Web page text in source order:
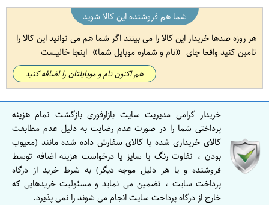
شما هم فروشنده این کالا شوید
هر روزه صدها خریدار این کالا را می بینند اگر شما هم می توانید این کالا را
تامین کنید واقعا جای
نام و شماره موبایل شما اینجا خالیست
هم اکنون نام و موبایلتان را اضافه کنید
خریدار گرامی مدیریت سایت بازارفوری بازگشت تمام هزینه
پرداختی شما را در صورت عدم رضایت به دلیل عدم مطابقت
کالای خریداری شده با کالای سفارش داده شده مانند (معیوب
بودن ، تفاوت رنگ یا سایز یا درخواست هزینه اضافه توسط
فروشنده و یا هر دلیل موجه دیگر) به شرط خرید از درگاه
پرداخت سایت ، تضمین می نماید و مسئولیت خریدهایی که
خارج از درگاه پرداخت سایت انجام می شوند را نمی پذیرد.